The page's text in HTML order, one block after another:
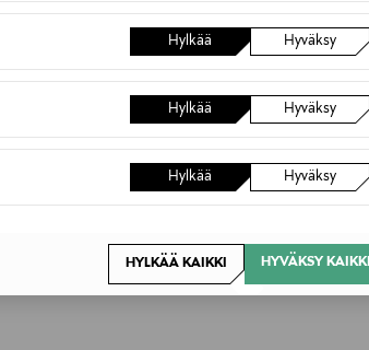
Hylkää Hyväksy
Hylkää Hyväksy
Hylkää Hyväksy
HYLKÄÄ KAIKKI HYVÄKSY KAIKKI